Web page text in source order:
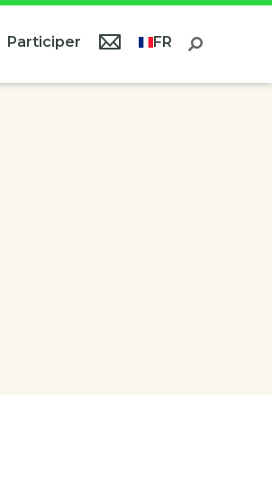
Participer FR